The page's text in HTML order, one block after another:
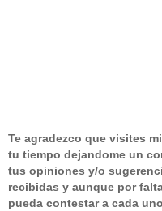
Te agradezco que visites
tu tiempo dejandome un
tus opiniones y/o
recibidas y aunque por
pueda contestar a cada